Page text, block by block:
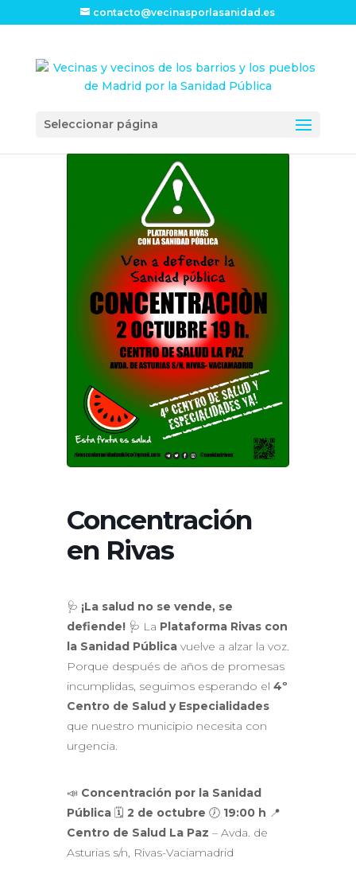
contacto@vecinasporlasanidad.es
Seleccionar página
Concentración
en Rivas
🩺 ¡La salud no se vende, se
defiende! 🩺 La Plataforma Rivas con
la Sanidad Pública vuelve a alzar la voz.
Porque después de años de promesas
incumplidas, seguimos esperando el 4º
Centro de Salud y Especialidades
que nuestro municipio necesita con
urgencia.
📣 Concentración por la Sanidad
Pública 🗓 2 de octubre 🕖 19:00 h 📍
Centro de Salud La Paz – Avda. de
Asturias s/n, Rivas-Vaciamadrid